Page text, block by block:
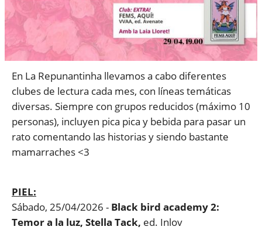
En La Repunantinha llevamos a cabo diferentes
clubes de lectura cada mes, con líneas temáticas
diversas. Siempre con grupos reducidos (máximo 10
personas), incluyen pica pica y bebida para pasar un
rato comentando las historias y siendo bastante
mamarraches <3
PIEL:
Sábado, 25/04/2026 - Black bird academy 2:
Temor a la luz, Stella Tack, ed. Inlov